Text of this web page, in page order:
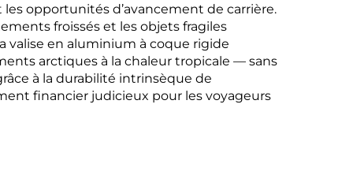
opportunités d’avancement de carrière.
froissés et les objets fragiles
valise en aluminium à coque rigide
arctiques à la chaleur tropicale — sans
à la durabilité intrinsèque de
financier judicieux pour les voyageurs